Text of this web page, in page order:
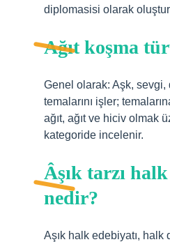
diplomasisi olarak
Ağıt koşma
Genel olarak: Aşk,
temalarını işler;
ağıt, ağıt ve hiciv olmak
kategoride incelenir.
Âşık tarzı
nedir?
Aşık halk edebiyatı, halk